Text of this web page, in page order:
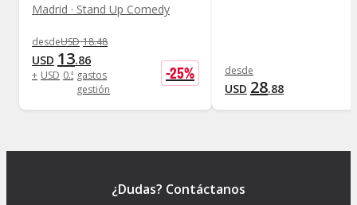
Madrid · Stand Up Comedy
desdeUSD 18.48
USD 13.86
+ USD 0.58gastos
gestión
-25% desde
USD 28.88
¿Dudas? Contáctanos